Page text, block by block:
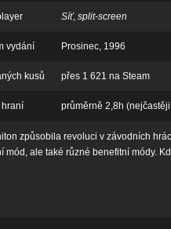
Síť, split-screen
vydání Prosinec, 1996
kusů přes 1 621 na Steam
hraní průměrně 2,8h
způsobila revoluci v závodních
mód, ale také různé benefitní módy.